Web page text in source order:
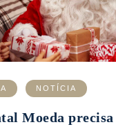
NOTÍCIA
Moeda precisa